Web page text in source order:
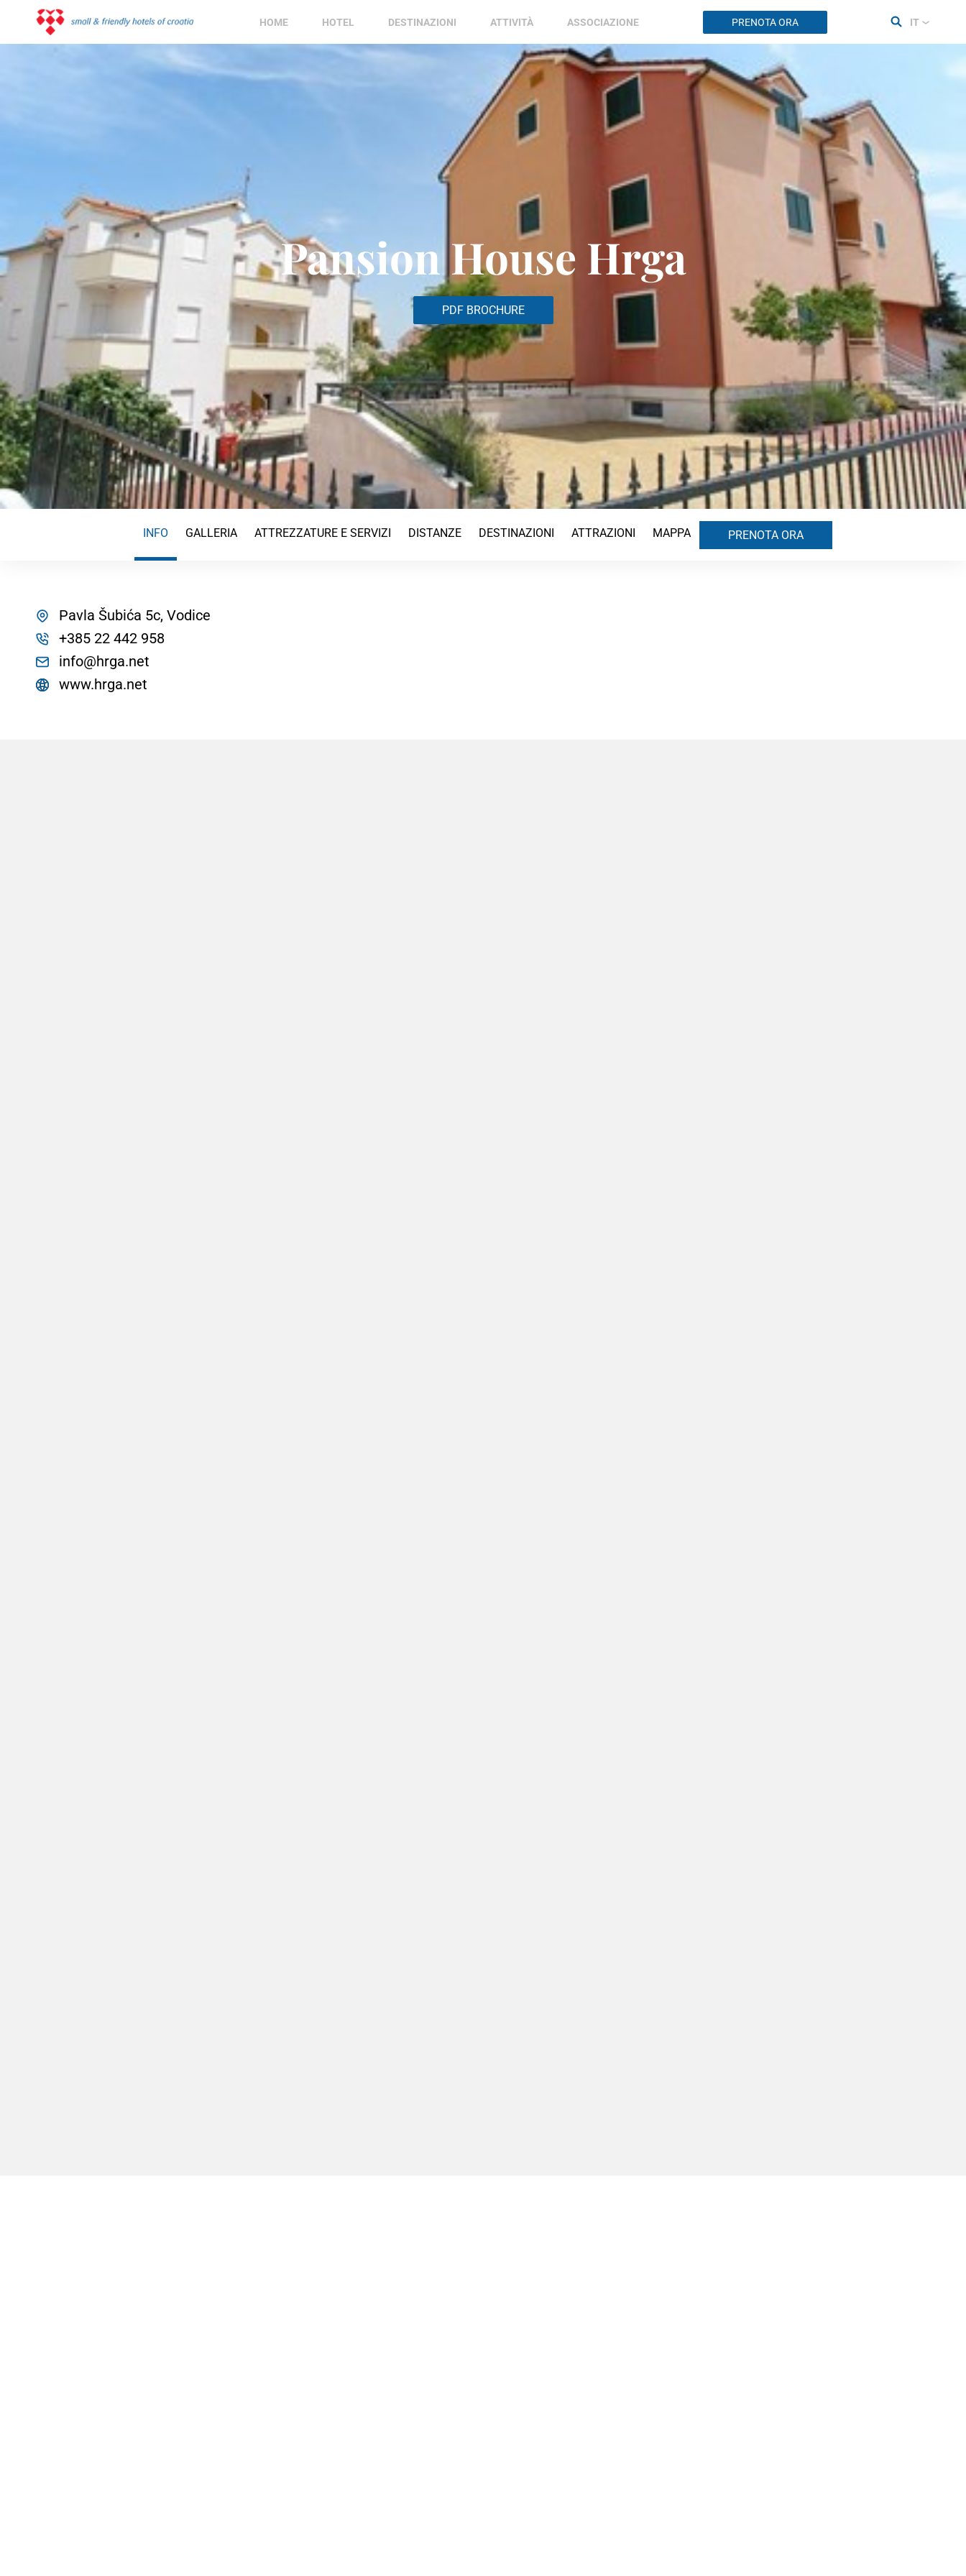
HOME HOTEL DESTINAZIONI ATTIVITÀ ASSOCIAZIONE PRENOTA ORA IT
Pansion House Hrga
PDF BROCHURE
INFO GALLERIA ATTREZZATURE E SERVIZI DISTANZE DESTINAZIONI ATTRAZIONI MAPPA PRENOTA ORA
Pavla Šubića 5c, Vodice
+385 22 442 958
info@hrga.net
www.hrga.net